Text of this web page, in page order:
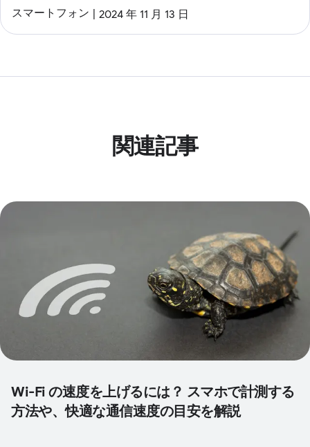
スマートフォン 2024 年 11 月 13 日
関連記事
Wi-Fi の速度を上げるには？ スマホで計測する
方法や、快適な通信速度の目安を解説